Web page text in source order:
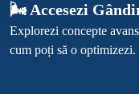
🌬️ Accesezi
Explorezi concepte